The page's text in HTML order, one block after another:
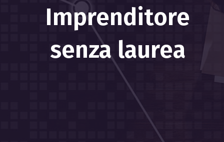
Imprenditore
senza laurea